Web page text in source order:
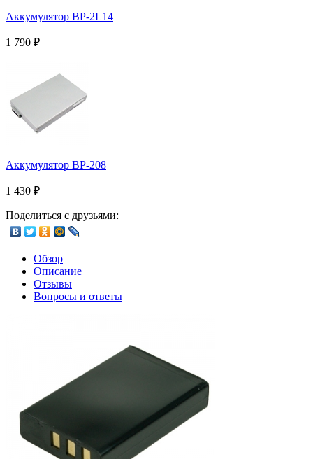
Аккумулятор BP-2L14
1 790 ₽
Аккумулятор BP-208
1 430 ₽
Поделиться с друзьями:
Обзор
Описание
Отзывы
Вопросы и ответы